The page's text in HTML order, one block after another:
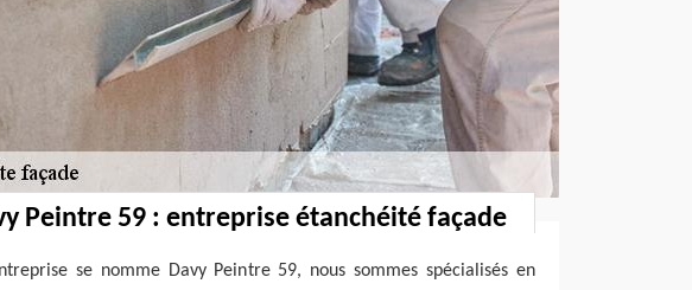
Peintre 59 : entreprise étanchéité façade
se nomme Davy Peintre 59, nous sommes spécialisés en